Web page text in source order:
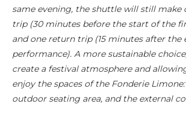
same evening, the shuttle will still make
trip (30 minutes before the start of the
and one return trip (15 minutes after the
performance). A more sustainable
create a festival atmosphere and
enjoy the spaces of the Fonderie
outdoor seating area, and the external